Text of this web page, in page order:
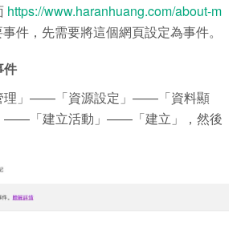
https://www.haranhuang.com/about-m
件， 先需要將這個網頁設定為事件。
件
理」——「資源設定」——「資料顯
「建立活動」——「建立」，然後